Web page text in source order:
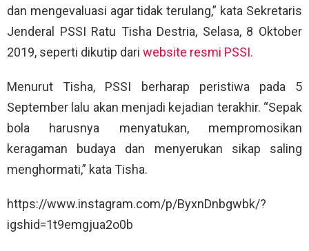
dan mengevaluasi agar tidak terulang,” kata Sekretaris
Jenderal PSSI Ratu Tisha Destria, Selasa, 8 Oktober
2019, seperti dikutip dari website resmi PSSI.
Menurut Tisha, PSSI berharap peristiwa pada 5
September lalu akan menjadi kejadian terakhir. “Sepak
bola harusnya menyatukan, mempromosikan
keragaman budaya dan menyerukan sikap saling
menghormati,” kata Tisha.
https://www.instagram.com/p/ByxnDnbgwbk/?
igshid=1t9emgjua2o0b